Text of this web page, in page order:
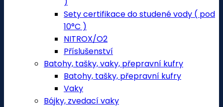
Sety certifikace do studené vody ( pod
10°C )
NITROX/O2
Příslušenství
Batohy, tašky, vaky, přepravní kufry
Batohy, tašky, přepravní kufry
Vaky
Bójky, zvedací vaky